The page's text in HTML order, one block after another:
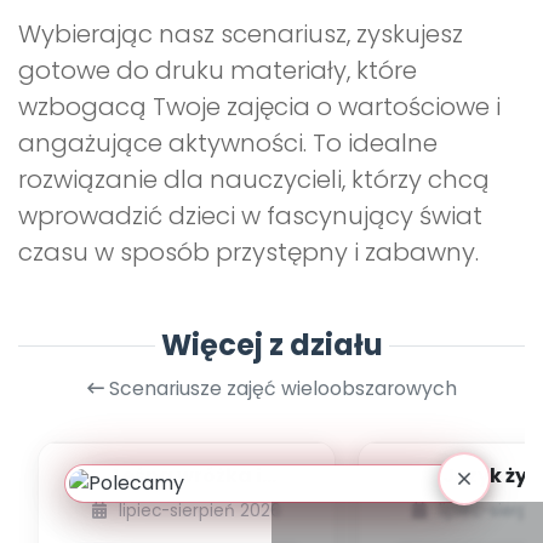
Wybierając nasz scenariusz, zyskujesz
gotowe do druku materiały, które
wzbogacą Twoje zajęcia o wartościowe i
angażujące aktywności. To idealne
rozwiązanie dla nauczycieli, którzy chcą
wprowadzić dzieci w fascynujący świat
czasu w sposób przystępny i zabawny.
Więcej z działu
Scenariusze zajęć wieloobszarowych
Leśna wróżka i
przyjaciele
lipiec-sierpień 2026
Język
lipiec-